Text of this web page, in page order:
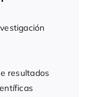
resultados